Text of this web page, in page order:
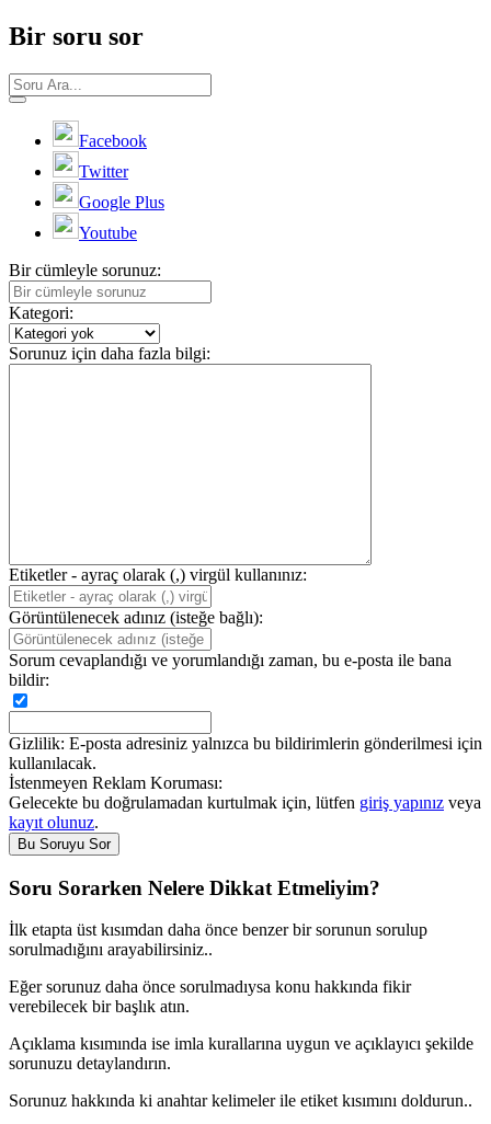
Bir soru sor
Facebook
Twitter
Google Plus
Youtube
Bir cümleyle sorunuz:
Kategori:
Sorunuz için daha fazla bilgi:
Etiketler - ayraç olarak (,) virgül kullanınız:
Görüntülenecek adınız (isteğe bağlı):
Sorum cevaplandığı ve yorumlandığı zaman, bu e-posta ile bana
bildir:
Gizlilik: E-posta adresiniz yalnızca bu bildirimlerin gönderilmesi için
kullanılacak.
İstenmeyen Reklam Koruması:
Gelecekte bu doğrulamadan kurtulmak için, lütfen giriş yapınız veya
kayıt olunuz.
Soru Sorarken Nelere Dikkat Etmeliyim?
İlk etapta üst kısımdan daha önce benzer bir sorunun sorulup
sorulmadığını arayabilirsiniz..
Eğer sorunuz daha önce sorulmadıysa konu hakkında fikir
verebilecek bir başlık atın.
Açıklama kısımında ise imla kurallarına uygun ve açıklayıcı şekilde
sorunuzu detaylandırın.
Sorunuz hakkında ki anahtar kelimeler ile etiket kısımını doldurun..